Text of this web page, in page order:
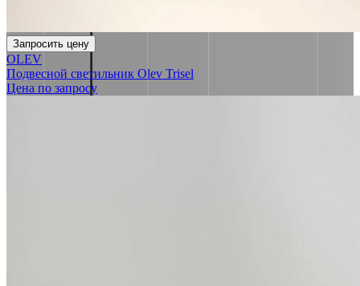
Запросить цену
OLEV
Подвесной светильник Olev Trisel
Цена по запросу